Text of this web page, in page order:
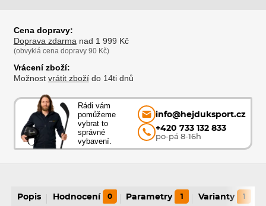
Cena dopravy:
Doprava zdarmanad 1 999 Kč
(obvyklá cena dopravy 90 Kč)
Vrácení zboží:
Možnost vrátit zbožído 14ti dnů
Rádi vám
pomůžeme
vybrat to
správné
vybavení.
info@hejduksport.cz
+420 733 132 833
po-pá 8-16h
Popis Hodnocení 0 Parametry 1 Varianty 1